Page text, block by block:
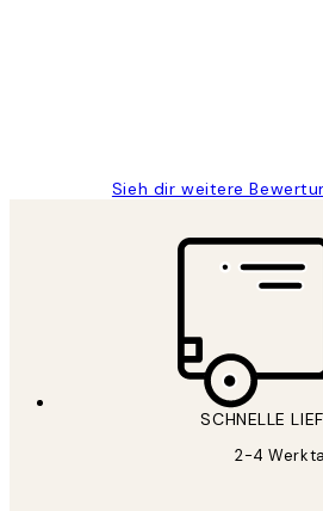
Sieh dir weitere
SCHNELLE
2-4